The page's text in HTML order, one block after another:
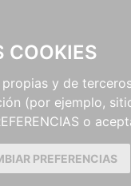
COOKIES
y de
(por ejemplo,
o
PREFERENCIAS